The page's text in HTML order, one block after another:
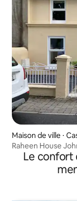
Maison de ville ⋅
Raheen House
Le confort